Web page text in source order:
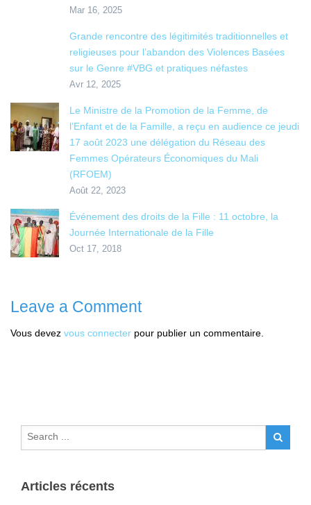
Mar 16, 2025
Grande rencontre des légitimités traditionnelles et
religieuses pour l’abandon des Violences Basées
sur le Genre #VBG et pratiques néfastes
Avr 12, 2025
Le Ministre de la Promotion de la Femme, de
l’Enfant et de la Famille, a reçu en audience ce jeudi
17 août 2023 une délégation du Réseau des
Femmes Opérateurs Économiques du Mali
(RFOEM)
Août 22, 2023
Événement des droits de la Fille : 11 octobre, la
Journée Internationale de la Fille
Oct 17, 2018
Leave a Comment
Vous devez vous connecter pour publier un commentaire.
Articles récents